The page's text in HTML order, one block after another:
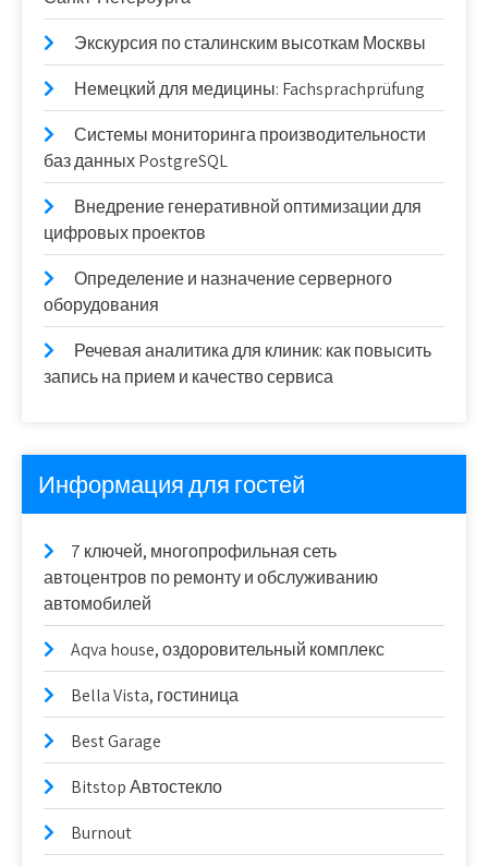
Экскурсия по сталинским высоткам Москвы
Немецкий для медицины: Fachsprachprüfung
Системы мониторинга производительности
баз данных PostgreSQL
Внедрение генеративной оптимизации для
цифровых проектов
Определение и назначение серверного
оборудования
Речевая аналитика для клиник: как повысить
запись на прием и качество сервиса
Информация для гостей
7 ключей, многопрофильная сеть
автоцентров по ремонту и обслуживанию
автомобилей
Aqva house, оздоровительный комплекс
Bella Vista, гостиница
Best Garage
Bitstop Автостекло
Burnout